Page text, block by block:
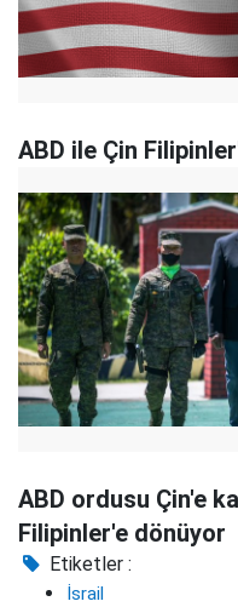
ABD ile Çin
ABD ordusu Çin'e
Filipinler'e dönüyor
Etiketler :
İsrail